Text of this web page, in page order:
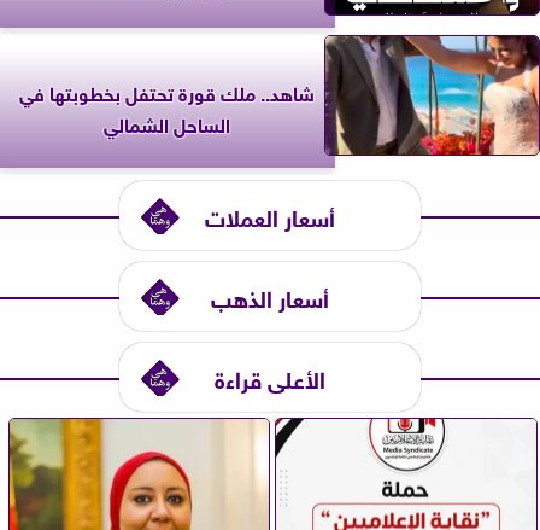
شاهد.. ملك قورة تحتفل بخطوبتها في
الساحل الشمالي
أسعار العملات
أسعار الذهب
الأعلى قراءة